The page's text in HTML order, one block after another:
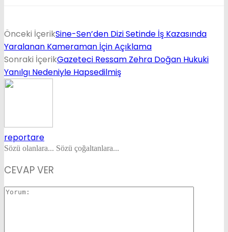
Önceki İçerikSine-Sen’den Dizi Setinde İş Kazasında
Yaralanan Kameraman İçin Açıklama
Sonraki İçerikGazeteci Ressam Zehra Doğan Hukuki
Yanılgı Nedeniyle Hapsedilmiş
reportare
Sözü olanlara... Sözü çoğaltanlara...
CEVAP VER